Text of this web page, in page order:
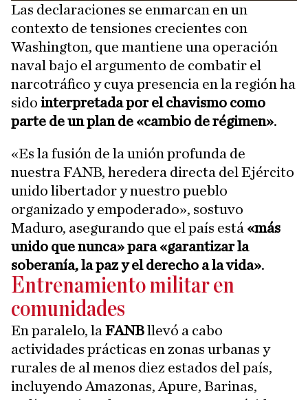
Las declaraciones se enmarcan en un
contexto de tensiones crecientes con
Washington, que mantiene una operación
naval bajo el argumento de combatir el
narcotráfico y cuya presencia en la región ha
sido interpretada por el chavismo como
parte de un plan de «cambio de régimen».
«Es la fusión de la unión profunda de
nuestra FANB, heredera directa del Ejército
unido libertador y nuestro pueblo
organizado y empoderado», sostuvo
Maduro, asegurando que el país está «más
unido que nunca» para «garantizar la
soberanía, la paz y el derecho a la vida».
Entrenamiento militar en
comunidades
En paralelo, la FANBllevó a cabo
actividades prácticas en zonas urbanas y
rurales de al menos diez estados del país,
incluyendo Amazonas, Apure, Barinas,